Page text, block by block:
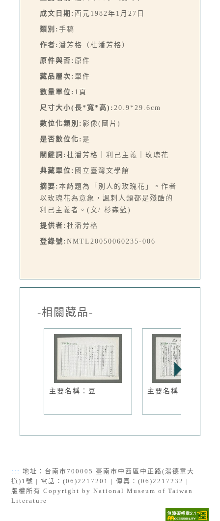
成文日期: 西元1982年1月27日
類別: 手稿
作者: 潘芳格（杜潘芳格）
原件與否: 原件
藏品層次: 單件
數量單位: 1頁
尺寸大小(長*寬*高): 20.9*29.6cm
數位化類別: 影像(圖片)
是否數位化: 是
關鍵詞: 杜潘芳格｜利己主義｜玫瑰花
典藏單位: 國立臺灣文學館
摘要: 本詩題為「別人的玫瑰花」。作者
以玫瑰花為意象，諷刺人類都是殘酷的
利己主義者。(文/ 杉森藍)
提供者: 杜潘芳格
登錄號: NMTL20050060235-006
-相關藏品-
主要名稱：豆 主要名稱：詩的教養
::: 地址：台南市700005 臺南市中西區中正路(湯德章大
道)1號 | 電話：(06)2217201 | 傳真：(06)2217232 |
版權所有 Copyright by National Museum of Taiwan
Literature